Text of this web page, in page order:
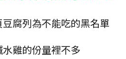
腐列為不能吃的黑名單
雞的份量裡不多